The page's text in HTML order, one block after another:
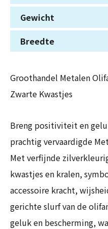
Gewicht
Breedte
Groothandel Metalen
Zwarte Kwastjes
Breng positiviteit en
prachtig vervaardigde
Met verfijnde
kwastjes en kralen,
accessoire kracht,
gerichte slurf van de
geluk en bescherming,